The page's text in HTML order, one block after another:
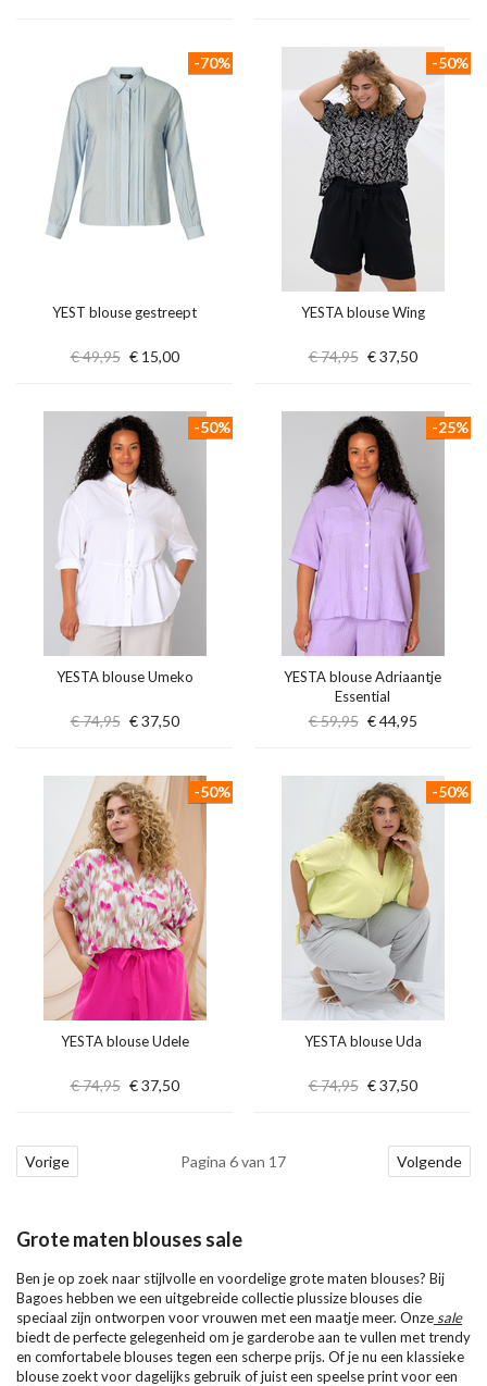
YEST blouse gestreept
€ 49,95 € 15,00
-70%
YESTA blouse Wing
€ 74,95 € 37,50
-50%
YESTA blouse Umeko
€ 74,95 € 37,50
-50%
YESTA blouse Adriaantje
Essential
€ 59,95 € 44,95
-25%
YESTA blouse Udele
€ 74,95 € 37,50
-50%
YESTA blouse Uda
€ 74,95 € 37,50
-50%
Vorige Pagina 6 van 17 Volgende
Grote maten blouses sale
Ben je op zoek naar stijlvolle en voordelige grote maten blouses? Bij
Bagoes hebben we een uitgebreide collectie plussize blouses die
speciaal zijn ontworpen voor vrouwen met een maatje meer. Onze sale
biedt de perfecte gelegenheid om je garderobe aan te vullen met trendy
en comfortabele blouses tegen een scherpe prijs. Of je nu een klassieke
blouse zoekt voor dagelijks gebruik of juist een speelse print voor een